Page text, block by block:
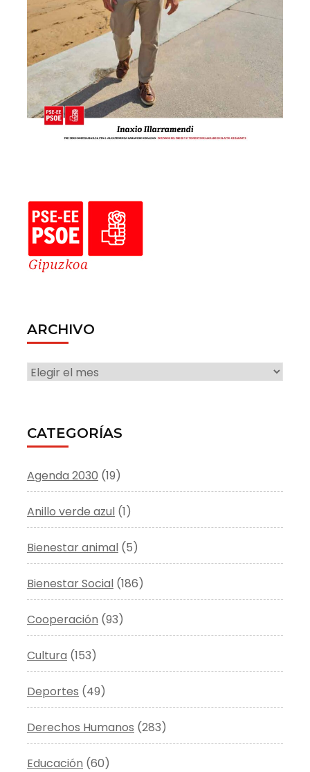
ARCHIVO
ARCHIVO
CATEGORÍAS
Agenda 2030 (19)
Anillo verde azul (1)
Bienestar animal (5)
Bienestar Social (186)
Cooperación (93)
Cultura (153)
Deportes (49)
Derechos Humanos (283)
Educación (60)